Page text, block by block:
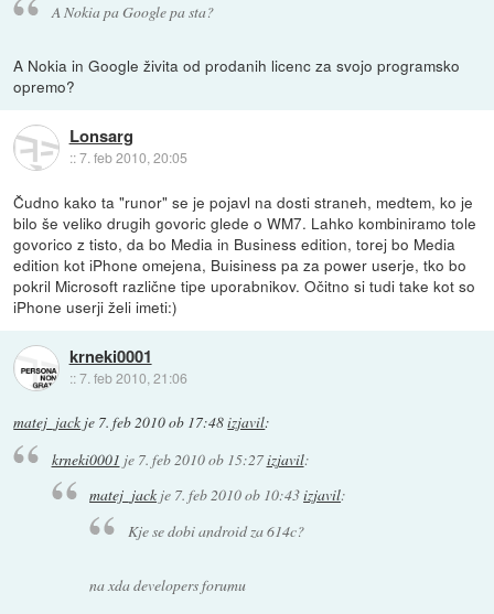
A Nokia pa Google pa sta?
A Nokia in Google živita od prodanih licenc za svojo programsko
opremo?
Lonsarg
::7. feb 2010, 20:05
Čudno kako ta "runor" se je pojavl na dosti straneh, medtem, ko je
bilo še veliko drugih govoric glede o WM7. Lahko kombiniramo tole
govorico z tisto, da bo Media in Business edition, torej bo Media
edition kot iPhone omejena, Buisiness pa za power userje, tko bo
pokril Microsoft različne tipe uporabnikov. Očitno si tudi take kot so
iPhone userji želi imeti:)
krneki0001
::7. feb 2010, 21:06
matej_jack je 7. feb 2010 ob 17:48izjavil:
krneki0001 je 7. feb 2010 ob 15:27izjavil:
matej_jack je 7. feb 2010 ob 10:43izjavil:
Kje se dobi android za 614c?
na xda developers forumu